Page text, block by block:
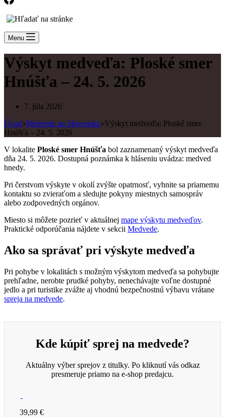
Menu
Výskyt medveďa: Ploské smer
Hnúšťa – 24. 5. 2026
7. júla 2026
Úvod Medvede na Slovensku Výskyt medveďa: Ploské smer
Hnúšťa – 24. 5. 2026
V lokalite Ploské smer Hnúšťa bol zaznamenaný výskyt medveďa
dňa 24. 5. 2026. Dostupná poznámka k hláseniu uvádza: medved
hnedy.
Pri čerstvom výskyte v okolí zvýšte opatrnosť, vyhnite sa priamemu
kontaktu so zvieraťom a sledujte pokyny miestnych samospráv
alebo zodpovedných orgánov.
Miesto si môžete pozrieť v aktuálnej mape výskytu medveďov.
Praktické odporúčania nájdete v sekcii Medvede.
Ako sa správať pri výskyte medveďa
Pri pohybe v lokalitách s možným výskytom medveďa sa pohybujte
prehľadne, nerobte prudké pohyby, nenechávajte voľne dostupné
jedlo a pri turistike zvážte aj vhodnú bezpečnostnú výbavu vrátane
spreja na medvede.
Kde kúpiť sprej na medvede?
Aktuálny výber sprejov z titulky. Po kliknutí vás odkaz
presmeruje priamo na e-shop predajcu.
39,99 €